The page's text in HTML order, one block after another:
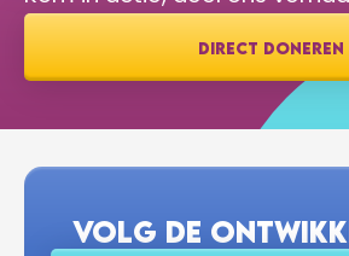
DIRECT DONEREN
VOLG DE